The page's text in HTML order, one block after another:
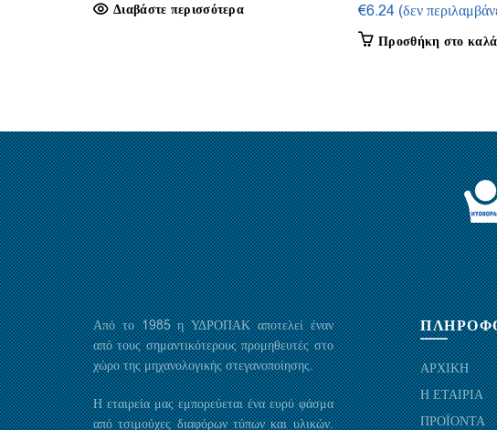
Διαβάστε περισσότερα
€6.24 (δεν
Προσθήκη στο
Από το 1985 η ΥΔΡΟΠΑΚ αποτελεί έναν
από τους σημαντικότερους προμηθευτές στο
χώρο της μηχανολογικής στεγανοποίησης.
Η εταιρεία μας εμπορεύεται ένα ευρύ φάσμα
από τσιμούχες διαφόρων τύπων και υλικών.
ΑΡΧΙΚΗ
Η ΕΤΑΙΡΙΑ
ΠΡΟΪΟΝΤΑ